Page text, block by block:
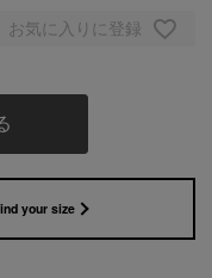
お気に入りに登録
your size